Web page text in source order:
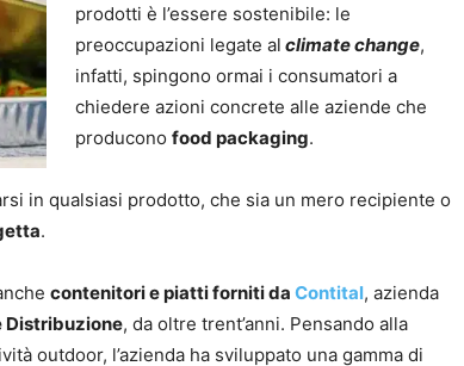
prodotti è l’essere sostenibile: le
preoccupazioni legate al climate change,
infatti, spingono ormai i consumatori a
chiedere azioni concrete alle aziende che
producono food packaging.
in qualsiasi prodotto, che sia un mero recipiente o
.
contenitori e piatti forniti da Contital, azienda
Distribuzione, da oltre trent’anni. Pensando alla
outdoor, l’azienda ha sviluppato una gamma di